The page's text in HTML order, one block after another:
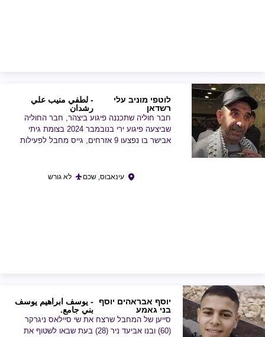
לוטפי מוניב עלי
רשדאן
- لطفي منيب علي
رشدان
חבר חוליה שתכננה פיגוע ביצהר, חבר החוליה
שביצעה פיגוע ירי בנובמבר 2024 בצומת גיתי
אבישר בו נפצעו 9 אזרחים, גייס מחבל לפעילות
עינאבוס, שכם לא גורש
יוסף אבראהים יוסף
בני גאמע
- يوسف ابراهيم يوسف
بني جامع.
סייען של המחבל שרצח את שי סיילאס ניגרקר
(60) ובנו אביעד ניר (28) בעת שבאו לשטוף את